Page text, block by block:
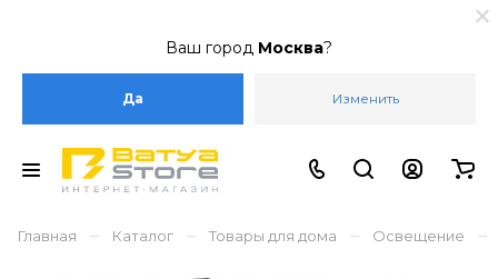
Ваш город Москва?
Да Изменить
Главная – Каталог – Товары для дома – Освещение –